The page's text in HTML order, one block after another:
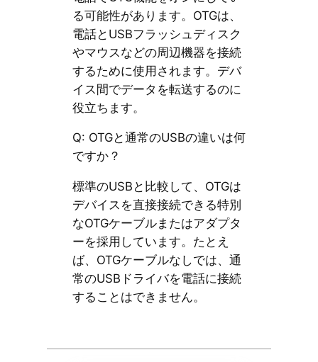
る可能性があります。OTGは、
電話とUSBフラッシュディスク
やマウスなどの周辺機器を接続
するために使用されます。デバ
イス間でデータを転送するのに
役立ちます。
Q: OTGと通常のUSBの違いは何
ですか？
標準のUSBと比較して、OTGは
デバイスを直接接続できる特別
なOTGケーブルまたはアダプタ
ーを採用しています。たとえ
ば、OTGケーブルなしでは、通
常のUSBドライバを電話に接続
することはできません。